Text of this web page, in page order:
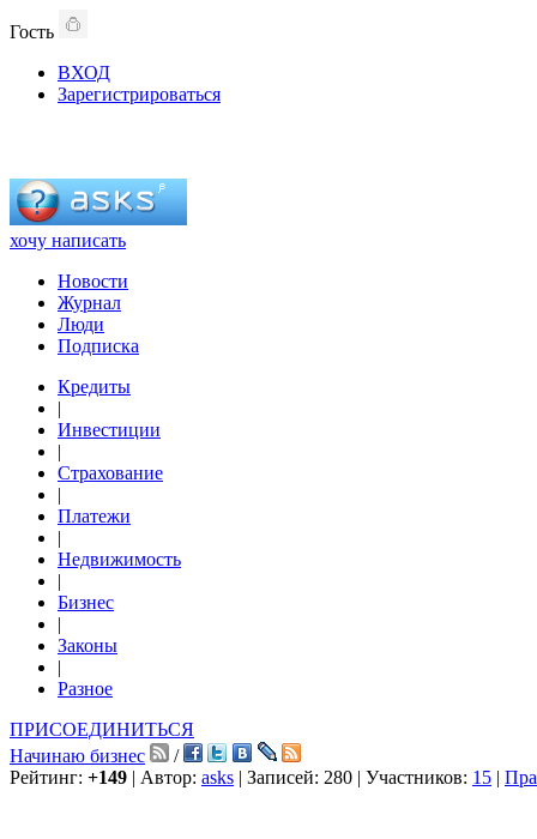
Гость
ВХОД
Зарегистрироваться
хочу написать
Новости
Журнал
Люди
Подписка
Кредиты
|
Инвестиции
|
Страхование
|
Платежи
|
Недвижимость
|
Бизнес
|
Законы
|
Разное
ПРИСОЕДИНИТЬСЯ
Начинаю бизнес
/
Рейтинг: +149 | Автор: asks | Записей: 280 | Участников: 15 |